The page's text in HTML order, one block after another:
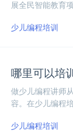
展全民智能教育
少儿编程培训
哪里可以培
做少儿编程讲师
容。在少儿编程
少儿编程培训